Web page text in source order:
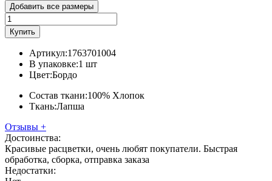
Добавить все размеры
Купить
Артикул:1763701004
В упаковке:1 шт
Цвет:Бордо
Состав ткани:100% Хлопок
Ткань:Лапша
Отзывы +
Достоинства:
Красивые расцветки, очень любят покупатели. Быстрая
обработка, сборка, отправка заказа
Недостатки: